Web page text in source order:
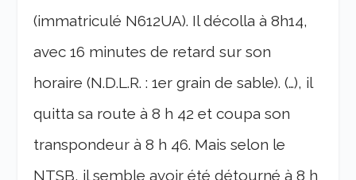
(immatriculé N612UA). Il décolla à 8h14,
avec 16 minutes de retard sur son
horaire (N.D.L.R. : 1er grain de sable). (…), il
quitta sa route à 8 h 42 et coupa son
transpondeur à 8 h 46. Mais selon le
NTSB, il semble avoir été détourné à 8 h